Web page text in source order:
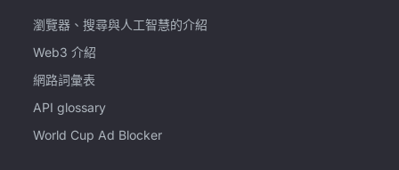
瀏覽器、搜尋與人工智慧的介紹
Web3 介紹
網路詞彙表
API glossary
World Cup Ad Blocker